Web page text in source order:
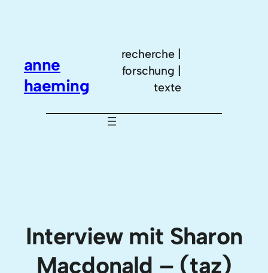
anne
haeming
recherche |
forschung |
texte
Interview mit Sharon
Macdonald – (taz)